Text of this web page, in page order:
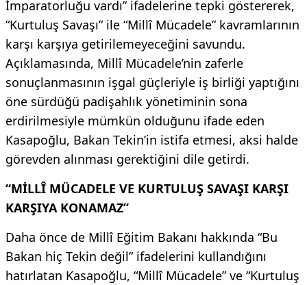
İmparatorluğu vardı” ifadelerine tepki göstererek,
“Kurtuluş Savaşı” ile “Millî Mücadele” kavramlarının
karşı karşıya getirilemeyeceğini savundu.
Açıklamasında, Millî Mücadele’nin zaferle
sonuçlanmasının işgal güçleriyle iş birliği yaptığını
öne sürdüğü padişahlık yönetiminin sona
erdirilmesiyle mümkün olduğunu ifade eden
Kasapoğlu, Bakan Tekin’in istifa etmesi, aksi halde
görevden alınması gerektiğini dile getirdi.
“MİLLÎ MÜCADELE VE KURTULUŞ SAVAŞI KARŞI
KARŞIYA KONAMAZ”
Daha önce de Millî Eğitim Bakanı hakkında “Bu
Bakan hiç Tekin değil” ifadelerini kullandığını
hatırlatan Kasapoğlu, “Millî Mücadele” ve “Kurtuluş